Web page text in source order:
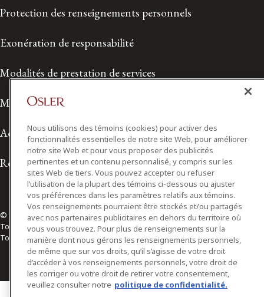
Protection des renseignements personnels
Exonération de responsabilité
Modalités de prestation de services
Modalités d'utilisation
Accessibilité
Relations avec les médias
© 2026 Osler, Hoskin & Harcourt S.E.N.C.R.L./s.r.l.
Tous droits réservés
Toronto | Montréal | Calgary | Vancouver | Ottawa | New York
Nous utilisons des témoins (cookies) pour activer des
fonctionnalités essentielles de notre site Web, pour améliorer
notre site Web et pour vous proposer des publicités
pertinentes et un contenu personnalisé, y compris sur les
sites Web de tiers. Vous pouvez accepter ou refuser
l’utilisation de la plupart des témoins ci-dessous ou ajuster
vos préférences dans les paramètres relatifs aux témoins.
Vos renseignements pourraient être stockés et/ou partagés
avec nos partenaires publicitaires en dehors du territoire où
vous vous trouvez. Pour plus de renseignements sur la
manière dont nous gérons les renseignements personnels,
de même que sur vos droits, qu’il s’agisse de votre droit
d’accéder à vos renseignements personnels, votre droit de
les corriger ou votre droit de retirer votre consentement,
veuillez consulter notre politique de confidentialité.